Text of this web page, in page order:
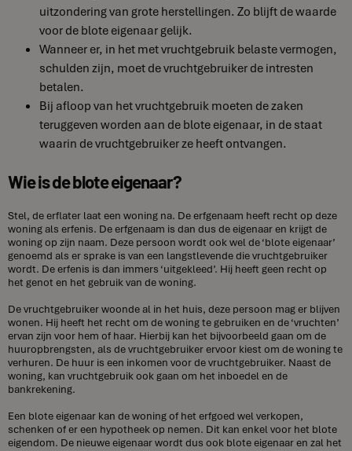
uitzondering van grote herstellingen. Zo blijft de waarde
voor de blote eigenaar gelijk.
Wanneer er, in het met vruchtgebruik belaste vermogen,
schulden zijn, moet de vruchtgebruiker de intresten
betalen.
Bij afloop van het vruchtgebruik moeten de zaken
teruggeven worden aan de blote eigenaar, in de staat
waarin de vruchtgebruiker ze heeft ontvangen.
Wie is de blote eigenaar?
Stel, de erflater laat een woning na. De erfgenaam heeft recht op deze
woning als erfenis. De erfgenaam is dan dus de eigenaar en krijgt de
woning op zijn naam. Deze persoon wordt ook wel de ‘blote eigenaar’
genoemd als er sprake is van een langstlevende die vruchtgebruiker
wordt. De erfenis is dan immers ‘uitgekleed’. Hij heeft geen recht op
het genot en het gebruik van de woning.
De vruchtgebruiker woonde al in het huis, deze persoon mag er blijven
wonen. Hij heeft het recht om de woning te gebruiken en de ‘vruchten’
ervan zijn voor hem of haar. Hierbij kan het bijvoorbeeld gaan om de
huuropbrengsten, als de vruchtgebruiker ervoor kiest om de woning te
verhuren. De huur is een inkomen voor de vruchtgebruiker. Naast de
woning, kan vruchtgebruik ook gaan om het inboedel en de
bankrekening.
Een blote eigenaar kan de woning of het erfgoed wel verkopen,
schenken of er een hypotheek op nemen. Dit kan enkel voor het blote
eigendom. De nieuwe eigenaar wordt dus ook blote eigenaar en zal het